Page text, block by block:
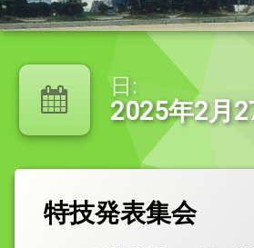
登校許可証明書
PTA規約・弔慰規約
令和8年度年間行事予定表
日:
2025年2月
特技発表集会